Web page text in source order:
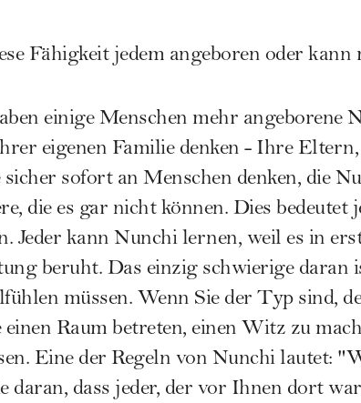
Fähigkeit jedem angeboren oder kann
einige Menschen mehr angeborene
eigenen Familie denken - Ihre
sofort an Menschen denken, die
die es gar nicht können. Dies bedeutet
Jeder kann Nunchi lernen, weil es in
beruht. Das einzig schwierige daran
müssen. Wenn Sie der Typ sind,
Raum betreten, einen Witz zu
Eine der Regeln von Nunchi lautet:
daran, dass jeder, der vor Ihnen dort